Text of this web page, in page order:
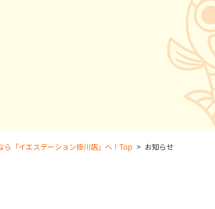
ら「イエステーション掛川店」へ！Top > お知らせ